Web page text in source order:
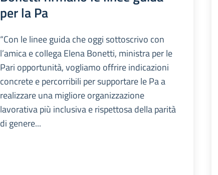
per la Pa
“Con le linee guida che oggi sottoscrivo con
l’amica e collega Elena Bonetti, ministra per le
Pari opportunità, vogliamo offrire indicazioni
concrete e percorribili per supportare le Pa a
realizzare una migliore organizzazione
lavorativa più inclusiva e rispettosa della parità
di genere...